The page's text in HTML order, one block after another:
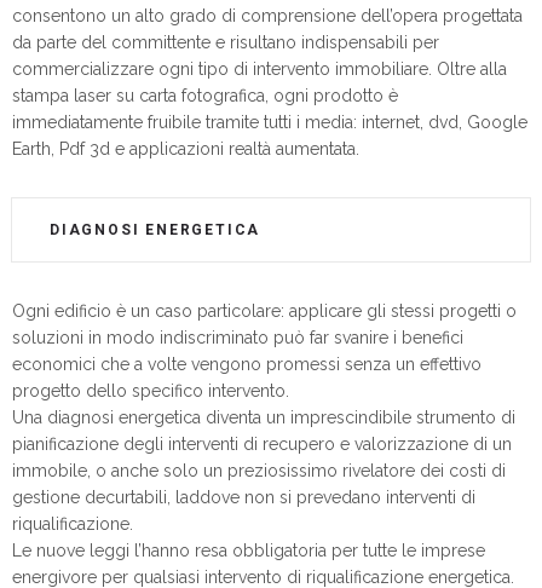
consentono un alto grado di comprensione dell’opera progettata
da parte del committente e risultano indispensabili per
commercializzare ogni tipo di intervento immobiliare. Oltre alla
stampa laser su carta fotografica, ogni prodotto è
immediatamente fruibile tramite tutti i media: internet, dvd, Google
Earth, Pdf 3d e applicazioni realtà aumentata.
DIAGNOSI ENERGETICA
Ogni edificio è un caso particolare: applicare gli stessi progetti o
soluzioni in modo indiscriminato può far svanire i benefici
economici che a volte vengono promessi senza un effettivo
progetto dello specifico intervento.
Una diagnosi energetica diventa un imprescindibile strumento di
pianificazione degli interventi di recupero e valorizzazione di un
immobile, o anche solo un preziosissimo rivelatore dei costi di
gestione decurtabili, laddove non si prevedano interventi di
riqualificazione.
Le nuove leggi l’hanno resa obbligatoria per tutte le imprese
energivore per qualsiasi intervento di riqualificazione energetica.